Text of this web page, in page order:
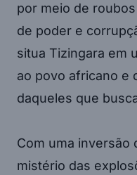
por meio de
de poder e
situa Tizingara em
ao povo africano e
daqueles que
Com uma inversão
mistério das